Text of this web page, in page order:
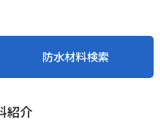
防水材料検索
紹介